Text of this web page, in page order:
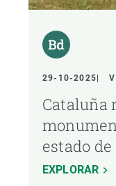
29-10-2025
Cataluña
estado
EXPLORAR